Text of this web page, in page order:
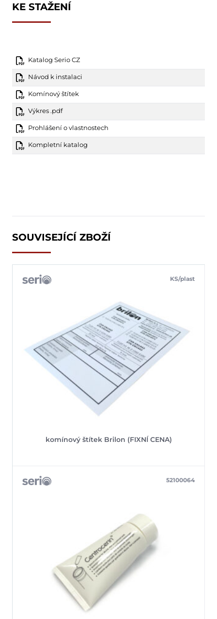
KE STAŽENÍ
Katalog Serio CZ
Návod k instalaci
Komínový štítek
Výkres .pdf
Prohlášení o vlastnostech
Kompletní katalog
SOUVISEJÍCÍ ZBOŽÍ
komínový štítek Brilon (FIXNÍ CENA)
KS/plast
52100064